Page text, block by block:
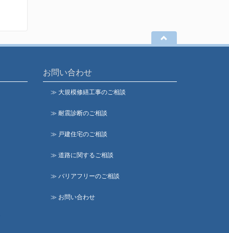
お問い合わせ
≫ 大規模修繕工事のご相談
≫ 耐震診断のご相談
≫ 戸建住宅のご相談
≫ 道路に関するご相談
≫ バリアフリーのご相談
≫ お問い合わせ